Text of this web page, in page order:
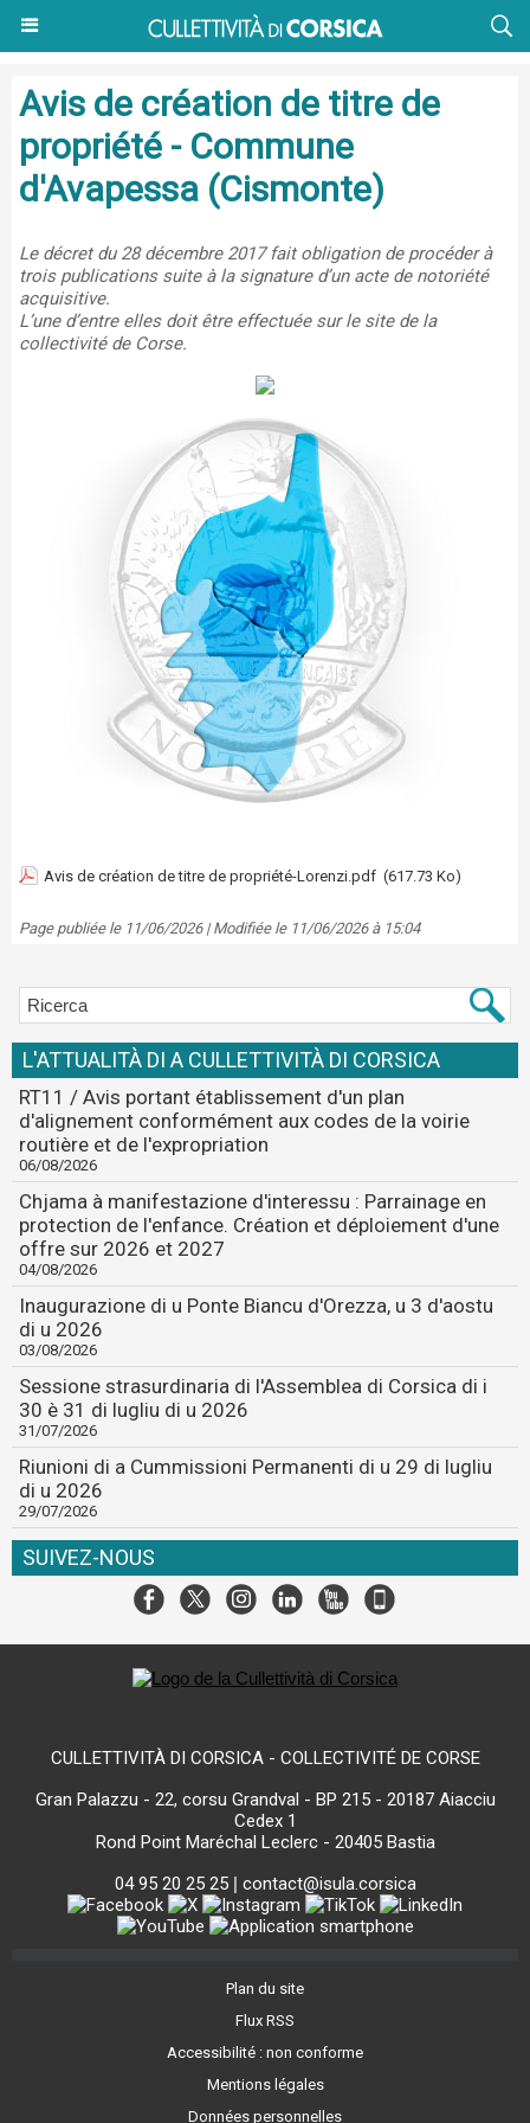
Avis de création de titre de
propriété - Commune
d'Avapessa (Cismonte)
Le décret du 28 décembre 2017 fait obligation de procéder à
trois publications suite à la signature d’un acte de notoriété
acquisitive.
L’une d’entre elles doit être effectuée sur le site de la
collectivité de Corse.
Avis de création de titre de propriété-Lorenzi.pdf (617.73 Ko)
Page publiée le 11/06/2026 | Modifiée le 11/06/2026 à 15:04
L'ATTUALITÀ DI A CULLETTIVITÀ DI CORSICA
RT11 / Avis portant établissement d'un plan
d'alignement conformément aux codes de la voirie
routière et de l'expropriation
06/08/2026
Chjama à manifestazione d'interessu : Parrainage en
protection de l'enfance. Création et déploiement d'une
offre sur 2026 et 2027
04/08/2026
Inaugurazione di u Ponte Biancu d'Orezza, u 3 d'aostu
di u 2026
03/08/2026
Sessione strasurdinaria di l'Assemblea di Corsica di i
30 è 31 di lugliu di u 2026
31/07/2026
Riunioni di a Cummissioni Permanenti di u 29 di lugliu
di u 2026
29/07/2026
SUIVEZ-NOUS
CULLETTIVITÀ DI CORSICA - COLLECTIVITÉ DE CORSE
Gran Palazzu - 22, corsu Grandval - BP 215 - 20187 Aiacciu
Cedex 1
Rond Point Maréchal Leclerc - 20405 Bastia
04 95 20 25 25| contact@isula.corsica
Plan du site
Flux RSS
Accessibilité : non conforme
Mentions légales
Données personnelles